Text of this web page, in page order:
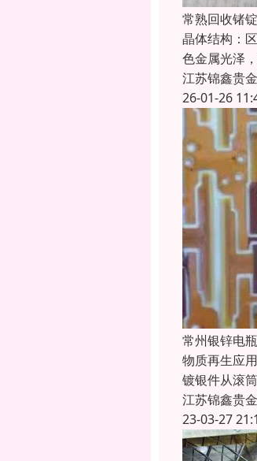
常熟回收锗
晶体结构：
色金属光泽
江苏锦鑫贵
26-01-26
常州银锌电
物质再生应
镀银件从滚
江苏锦鑫贵
23-03-27